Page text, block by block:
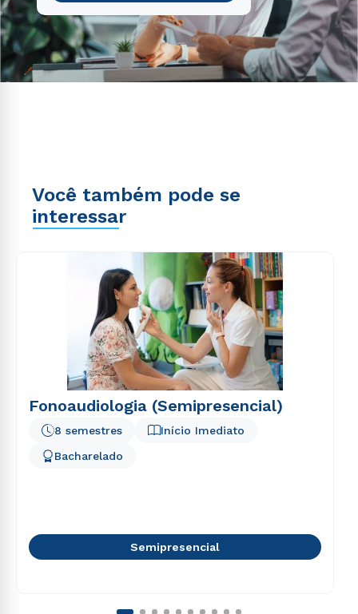
Você também pode se
interessar
Fonoaudiologia (Semipresencial)
Início Imediato
8 semestres
Bacharelado
Semipresencial